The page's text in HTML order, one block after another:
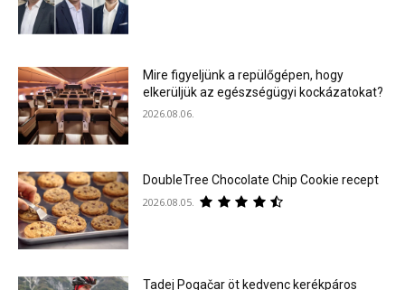
Mire figyeljünk a repülőgépen, hogy
elkerüljük az egészségügyi kockázatokat?
2026.08.06.
DoubleTree Chocolate Chip Cookie recept
2026.08.05.
Tadej Pogačar öt kedvenc kerékpáros